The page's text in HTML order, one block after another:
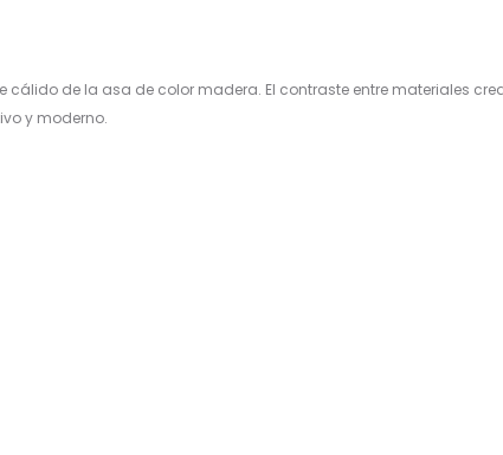
de la asa de color madera. El contraste entre materiales
y moderno.